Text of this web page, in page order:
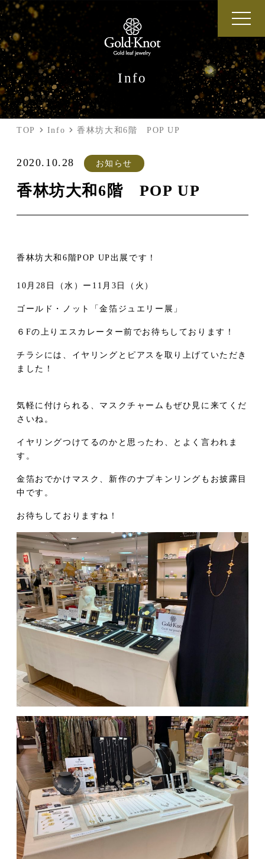
Info
TOP Info 香林坊大和6階 POP UP
2020.10.28 お知らせ
香林坊大和6階 POP UP
香林坊大和6階POP UP出展です！
10月28日（水）ー11月3日（火）
ゴールド・ノット「金箔ジュエリー展」
６Fの上りエスカレーター前でお待ちしております！
チラシには、イヤリングとピアスを取り上げていただき
ました！
気軽に付けられる、マスクチャームもぜひ見に来てくだ
さいね。
イヤリングつけてるのかと思ったわ、とよく言われま
す。
金箔おでかけマスク、新作のナプキンリングもお披露目
中です。
お待ちしておりますね！